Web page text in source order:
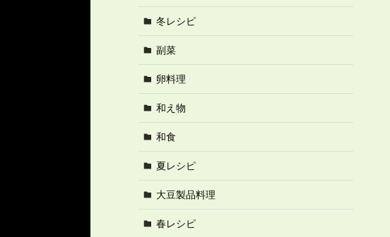
冬レシピ
副菜
卵料理
和え物
和食
夏レシピ
大豆製品料理
春レシピ